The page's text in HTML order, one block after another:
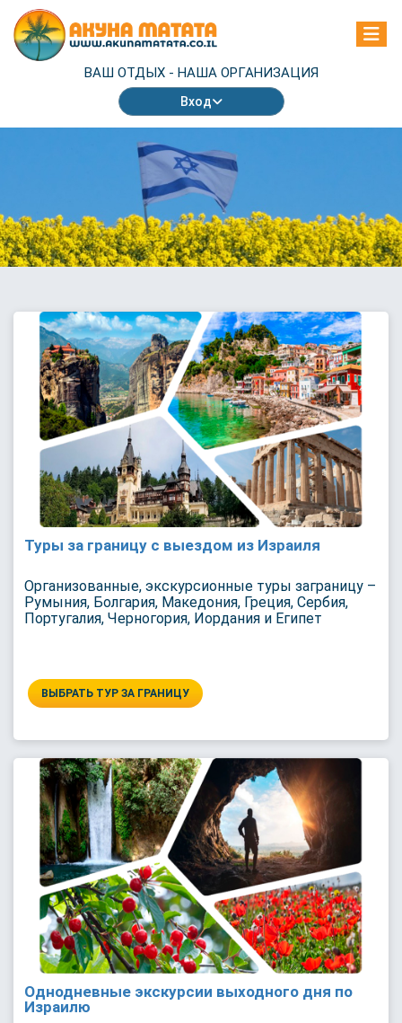
ВАШ ОТДЫХ - НАША ОРГАНИЗАЦИЯ
Вход
Туры за границу с выездом из Израиля
Организованные, экскурсионные туры заграницу –
Румыния, Болгария, Македония, Греция, Сербия,
Португалия, Черногория, Иордания и Египет
ВЫБРАТЬ ТУР ЗА ГРАНИЦУ
Однодневные экскурсии выходного дня по
Израилю